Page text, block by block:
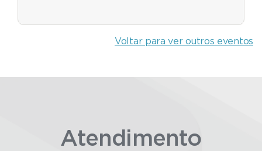
Voltar para ver outros eventos
Atendimento